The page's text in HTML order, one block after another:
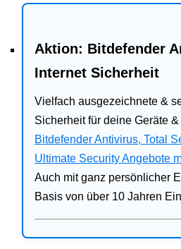
Aktion: Bitdefender
Internet Sicherheit
Vielfach ausgezeichnete &
Sicherheit für deine Geräte
Bitdefender Antivirus, Total
Ultimate Security Angebote
Auch mit ganz persönlicher
Basis von über 10 Jahren